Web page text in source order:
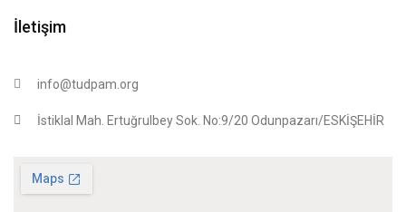
İletişim
info@tudpam.org
İstiklal Mah. Ertuğrulbey Sok. No:9/20 Odunpazarı/ESKİŞEHİR